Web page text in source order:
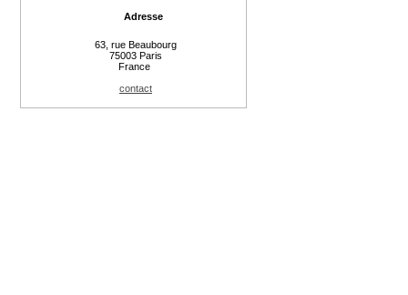
Adresse
63, rue Beaubourg
75003 Paris
France
contact